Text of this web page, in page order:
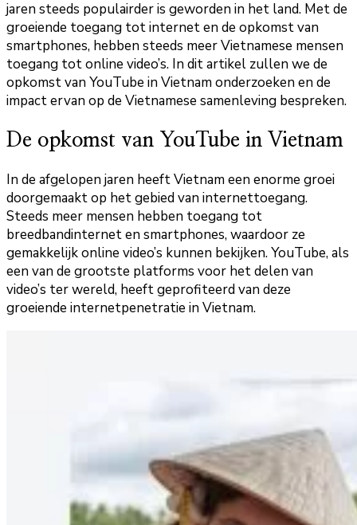
jaren steeds populairder is geworden in het land. Met de
groeiende toegang tot internet en de opkomst van
smartphones, hebben steeds meer Vietnamese mensen
toegang tot online video’s. In dit artikel zullen we de
opkomst van YouTube in Vietnam onderzoeken en de
impact ervan op de Vietnamese samenleving bespreken.
De opkomst van YouTube in Vietnam
In de afgelopen jaren heeft Vietnam een enorme groei
doorgemaakt op het gebied van internettoegang.
Steeds meer mensen hebben toegang tot
breedbandinternet en smartphones, waardoor ze
gemakkelijk online video’s kunnen bekijken. YouTube, als
een van de grootste platforms voor het delen van
video’s ter wereld, heeft geprofiteerd van deze
groeiende internetpenetratie in Vietnam.